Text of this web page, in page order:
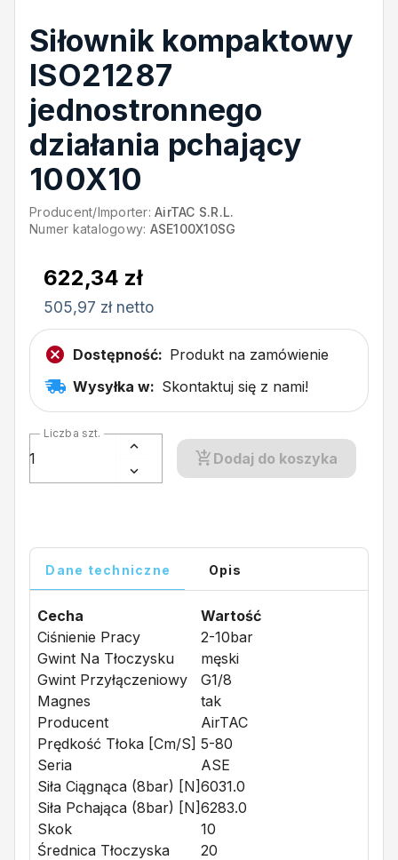
Siłownik kompaktowy
ISO21287
jednostronnego
działania pchający
100X10
Producent/Importer: AirTAC S.R.L.
Numer katalogowy: ASE100X10SG
622,34 zł
505,97 zł netto
Dostępność: Produkt na zamówienie
Wysyłka w: Skontaktuj się z nami!
Liczba szt.
Dodaj do koszyka
Dane techniczne Opis
Cecha
Wartość
Ciśnienie Pracy
2-10bar
Gwint Na Tłoczysku
męski
Gwint Przyłączeniowy
G1/8
Magnes
tak
Producent
AirTAC
Prędkość Tłoka [cm/s] 5-80
Seria
ASE
Siła Ciągnąca (8bar) [N]6031.0
Siła Pchająca (8bar) [N]6283.0
Skok
10
Średnica Tłoczyska
20